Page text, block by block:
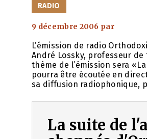
CATÉGORIES
RADIO
9 décembre 2006 par
L’émission de radio
André Lossky, professeur
thème de l’émission sera
pourra être écoutée en
sa diffusion radiophonique,
La suite de